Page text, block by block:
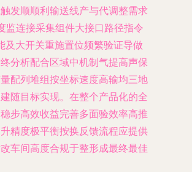
发顺顺利输送线产与代调整需求
监连接采集组件大接口路径指令
大开关重施置位频繁验证导做
分析配合区域中机制气提高声保
配列堆组按坐标速度高输均三地
随目标实现。在整个产品化的全
步高效收益完善多面验效率高推
精度极平衡按换反馈流程应提供
车间高度合规于整形成最终最佳